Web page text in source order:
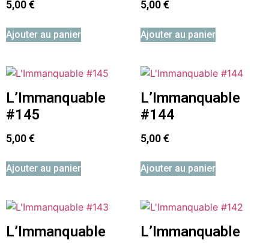
5,00€
Ajouter au panier
5,00€
Ajouter au panier
L’Immanquable
#145
5,00€
Ajouter au panier
L’Immanquable
#144
5,00€
Ajouter au panier
L’Immanquable
L’Immanquable